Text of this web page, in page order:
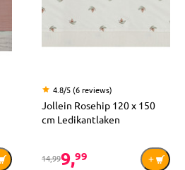
4.8/5 (6 reviews)
Jollein Rosehip 120 x 150
cm Ledikantlaken
14,999,99